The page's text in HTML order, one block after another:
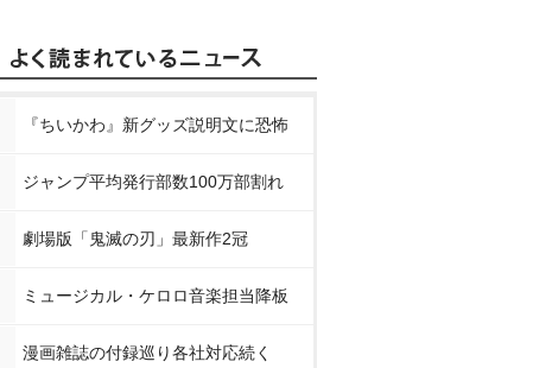
『ちいかわ』新グッズ説明文に恐怖
ジャンプ平均発行部数100万部割れ
劇場版「鬼滅の刃」最新作2冠
ミュージカル・ケロロ音楽担当降板
漫画雑誌の付録巡り各社対応続く